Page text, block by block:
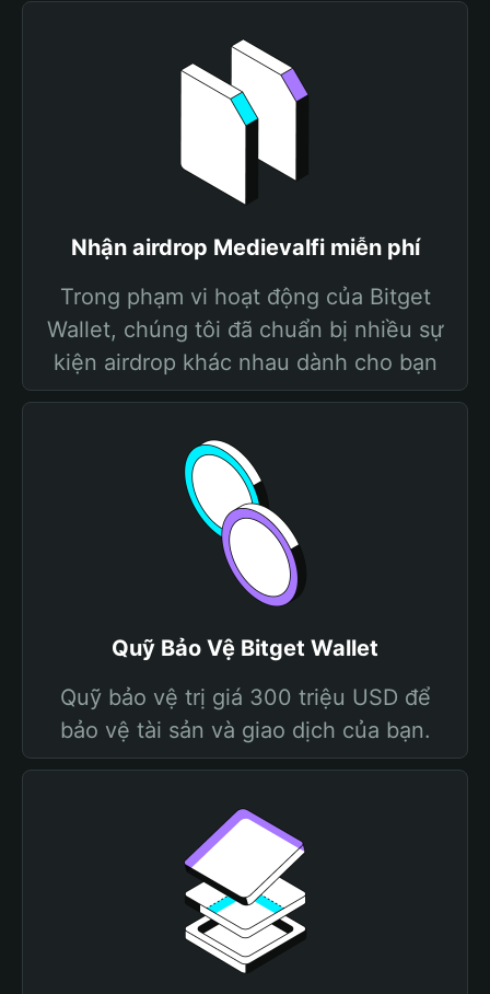
Nhận airdrop Medievalfi miễn phí
Trong phạm vi hoạt động của Bitget
Wallet, chúng tôi đã chuẩn bị nhiều sự
kiện airdrop khác nhau dành cho bạn
Quỹ Bảo Vệ Bitget Wallet
Quỹ bảo vệ trị giá 300 triệu USD để
bảo vệ tài sản và giao dịch của bạn.